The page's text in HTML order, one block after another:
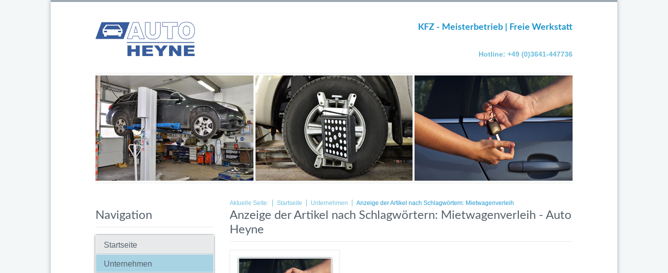
KFZ - Meisterbetrieb | Freie Werkstatt
Hotline: +49 (0)3641-447736
Navigation
Startseite
Unternehmen
Aktuelle Seite: Startseite Unternehmen Anzeige der Artikel nach Schlagwörtern: Mietwagenverleih
Anzeige der Artikel nach Schlagwörtern: Mietwagenverleih - Auto
Heyne